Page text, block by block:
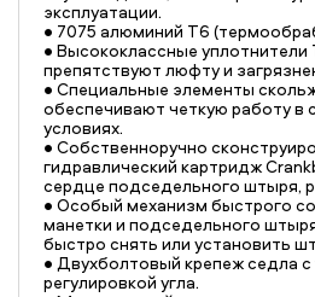
эксплуатации.
• 7075 алюминий T6
• Высококлассные уплотнители
препятствуют люфту и
• Специальные элементы
обеспечивают четкую работу в
условиях.
• Собственноручно
гидравлический картридж
сердце подседельного штыря,
• Особый механизм быстрого
манетки и подседельного
быстро снять или установить
• Двухболтовый крепеж седла
регулировкой угла.